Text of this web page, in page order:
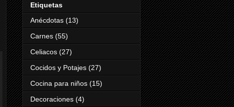
Etiquetas
Anécdotas (13)
Carnes (55)
Celiacos (27)
Cocidos y Potajes (27)
Cocina para niños (15)
Decoraciones (4)